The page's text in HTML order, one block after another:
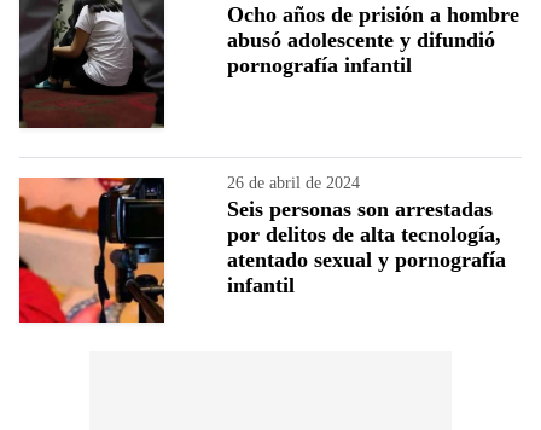
Ocho años de prisión a hombre
abusó adolescente y difundió
pornografía infantil
26 de abril de 2024
Seis personas son arrestadas
por delitos de alta tecnología,
atentado sexual y pornografía
infantil